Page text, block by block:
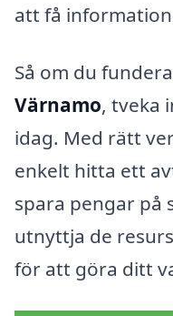
att få
Så om du
Värnamo, tveka
idag. Med rätt
enkelt hitta ett
spara pengar på
utnyttja de
för att göra ditt